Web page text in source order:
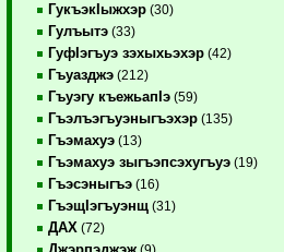
ГукъэкIыжхэр (30)
Гулъытэ (33)
ГуфIэгъуэ зэхыхьэхэр (42)
Гъуазджэ (212)
Гъуэгу къежьапIэ (59)
Гъэлъэгъуэныгъэхэр (135)
Гъэмахуэ (13)
Гъэмахуэ зыгъэпсэхугъуэ (19)
Гъэсэныгъэ (16)
ГъэщIэгъуэнщ (31)
ДАХ (72)
(9)